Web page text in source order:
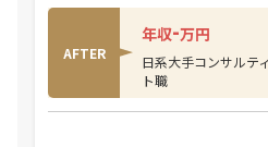
AFTER
年収-万円
日系大手コンサルテ
ト職